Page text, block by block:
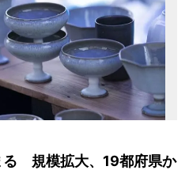
る 規模拡大、19都府県か